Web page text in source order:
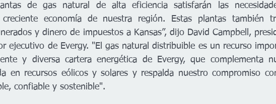
de gas natural de alta eficiencia satisfarán las
economía de nuestra región. Estas plantas también
y dinero de impuestos a Kansas”, dijo David Campbell,
ejecutivo de Evergy. "El gas natural distribuible es un recurso
y diversa cartera energética de Evergy, que complementa
en recursos eólicos y solares y respalda nuestro compromiso
confiable y sostenible".